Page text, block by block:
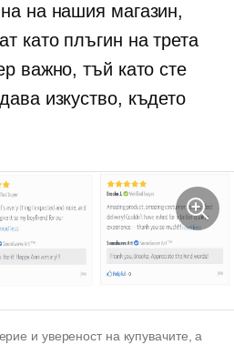
на нашия магазин,
като плъгин на трета
важно, тъй като сте
изкуство, където
и увереност на купувачите, а